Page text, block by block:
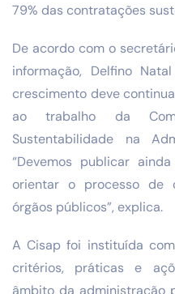
79% das contratações
De acordo com o
informação, Delfino
crescimento deve
ao trabalho da
Sustentabilidade na
“Devemos publicar
orientar o processo de
órgãos públicos”, explica.
A Cisap foi instituída
critérios, práticas e